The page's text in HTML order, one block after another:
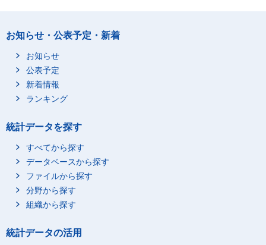
お知らせ・公表予定・新着
お知らせ
公表予定
新着情報
ランキング
統計データを探す
すべてから探す
データベースから探す
ファイルから探す
分野から探す
組織から探す
統計データの活用